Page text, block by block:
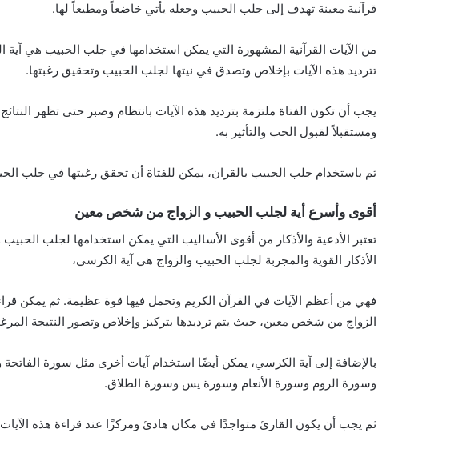
قرآنية معينة تهدف إلى جلب الحبيب وجعله يأتي خاضعاً ومطيعاً لها.
من الآيات القرآنية المشهورة التي يمكن استخدامها في جلب الحبيب هي
تترديد هذه الآيات بإخلاص وتصدق في نيتها لجلب الحبيب وتحقيق رغبتها.
يجب أن تكون الفتاة ملتزمة بترديد هذه الآيات بانتظام وصبر حتى تظهر
ومستقبلاً لقبول الحب والتأثير به.
ثم باستخدام جلب الحبيب بالقران، يمكن للفتاة أن تحقق رغبتها في جلب
أقوى وأسرع أية لجلب الحبيب و الزواج من شخص معين
تعتبر الأدعية والأذكار من أقوى الأساليب التي يمكن استخدامها لجلب
الأذكار القوية والمجربة لجلب الحبيب والزواج هي آية الكرسي،
فهي من أعظم الآيات في القرآن الكريم وتحمل فيها قوة عظيمة. ثم يمكن
الزواج من شخص معين، حيث يتم ترديدها بتركيز وإخلاص وتصور النتيجة
بالإضافة إلى آية الكرسي، يمكن أيضًا استخدام آيات أخرى مثل سورة
وسورة الروم وسورة الأنعام وسورة يس وسورة الطلاق.
ثم يجب أن يكون القارئ متواجدًا في مكان هادئ ومركزًا عند قراءة هذه